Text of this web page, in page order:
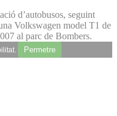
d’autobusos, seguint
Volkswagen model T1 de
al parc de Bombers.
Permetre